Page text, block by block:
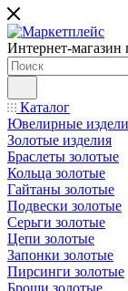
Интернет-магазин
Каталог
Ювелирные
Золотые изделия
Браслеты золотые
Кольца золотые
Гайтаны золотые
Подвески золотые
Серьги золотые
Цепи золотые
Запонки золотые
Пирсинги золотые
Броши золотые